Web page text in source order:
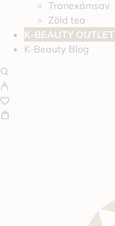
Tranexámsav
Zöld tea
K-BEAUTY OUTLET
K-Beauty Blog